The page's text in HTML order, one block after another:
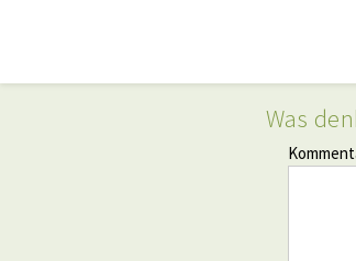
Was